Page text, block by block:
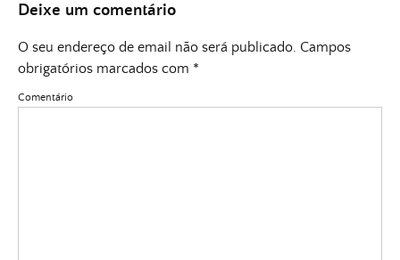
Deixe um comentário
O seu endereço de email não será publicado. Campos
obrigatórios marcados com *
Comentário